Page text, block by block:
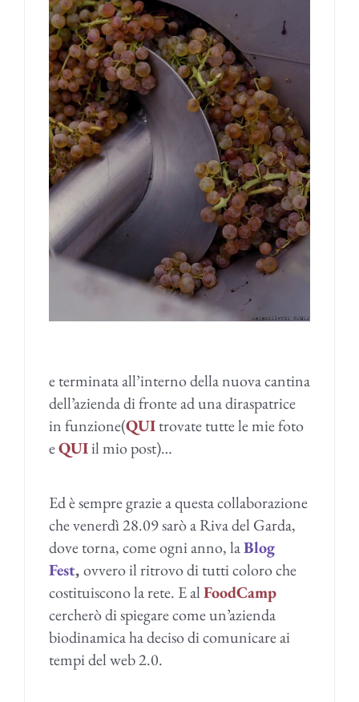
e terminata all’interno della nuova cantina
dell’azienda di fronte ad una diraspatrice
in funzione(QUItrovate tutte le mie foto
eQUIil mio post)…
Ed è sempre grazie a questa collaborazione
che venerdì 28.09 sarò a Riva del Garda,
dove torna, come ogni anno, laBlog
Fest,ovvero il ritrovo di tutti coloro che
costituiscono la rete. E alFoodCamp
cercherò di spiegare come un’azienda
biodinamica ha deciso di comunicare ai
tempi del web 2.0.